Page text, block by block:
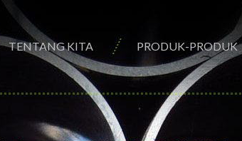
TENTANG KITA PRODUK-PRODUK